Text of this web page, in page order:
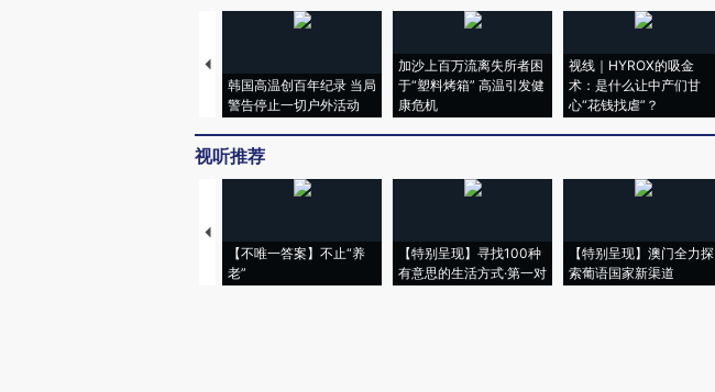
韩国高温创百年纪录 当局
警告停止一切户外活动
加沙上百万流离失所者困
于“塑料烤箱” 高温引发健
康危机
视线｜HYROX的吸金
术：是什么让中产们甘
心“花钱找虐”？
视听推荐
【不唯一答案】不止“养
老”
【特别呈现】寻找100种
有意思的生活方式·第一对
【特别呈现】澳门全力探
索葡语国家新渠道